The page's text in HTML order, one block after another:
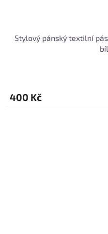
Stylový pánský textilní
400 Kč